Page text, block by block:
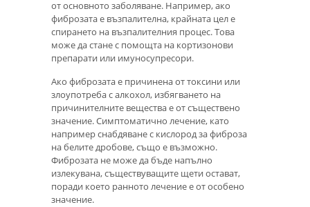
от основното заболяване. Например, ако
фиброзата е възпалителна, крайната цел е
спирането на възпалителния процес. Това
може да стане с помощта на кортизонови
препарати или имуносупресори.
Ако фиброзата е причинена от токсини или
злоупотреба с алкохол, избягването на
причинителните вещества е от съществено
значение. Симптоматично лечение, като
например снабдяване с кислород за фиброза
на белите дробове, също е възможно.
Фиброзата не може да бъде напълно
излекувана, съществуващите щети остават,
поради което ранното лечение е от особено
значение.